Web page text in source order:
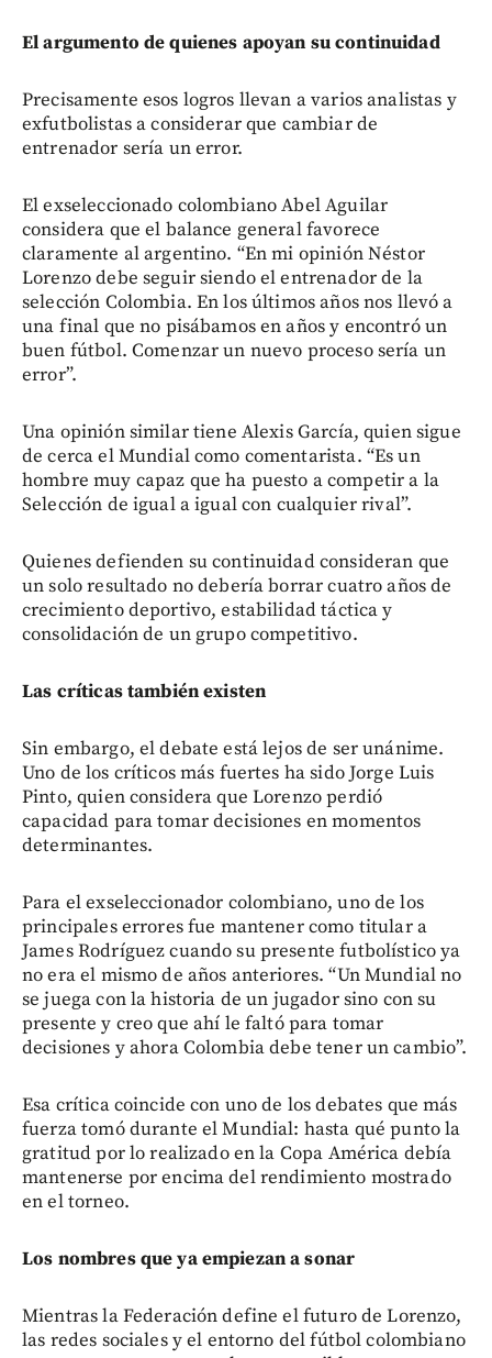
El argumento de quienes apoyan su continuidad
Precisamente esos logros llevan a varios analistas y
exfutbolistas a considerar que cambiar de
entrenador sería un error.
El exseleccionado colombiano Abel Aguilar
considera que el balance general favorece
claramente al argentino. “En mi opinión Néstor
Lorenzo debe seguir siendo el entrenador de la
selección Colombia. En los últimos años nos llevó a
una final que no pisábamos en años y encontró un
buen fútbol. Comenzar un nuevo proceso sería un
error”.
Una opinión similar tiene Alexis García, quien sigue
de cerca el Mundial como comentarista. “Es un
hombre muy capaz que ha puesto a competir a la
Selección de igual a igual con cualquier rival”.
Quienes defienden su continuidad consideran que
un solo resultado no debería borrar cuatro años de
crecimiento deportivo, estabilidad táctica y
consolidación de un grupo competitivo.
Las críticas también existen
Sin embargo, el debate está lejos de ser unánime.
Uno de los críticos más fuertes ha sido Jorge Luis
Pinto, quien considera que Lorenzo perdió
capacidad para tomar decisiones en momentos
determinantes.
Para el exseleccionador colombiano, uno de los
principales errores fue mantener como titular a
James Rodríguez cuando su presente futbolístico ya
no era el mismo de años anteriores. “Un Mundial no
se juega con la historia de un jugador sino con su
presente y creo que ahí le faltó para tomar
decisiones y ahora Colombia debe tener un cambio”.
Esa crítica coincide con uno de los debates que más
fuerza tomó durante el Mundial: hasta qué punto la
gratitud por lo realizado en la Copa América debía
mantenerse por encima del rendimiento mostrado
en el torneo.
Los nombres que ya empiezan a sonar
Mientras la Federación define el futuro de Lorenzo,
las redes sociales y el entorno del fútbol colombiano